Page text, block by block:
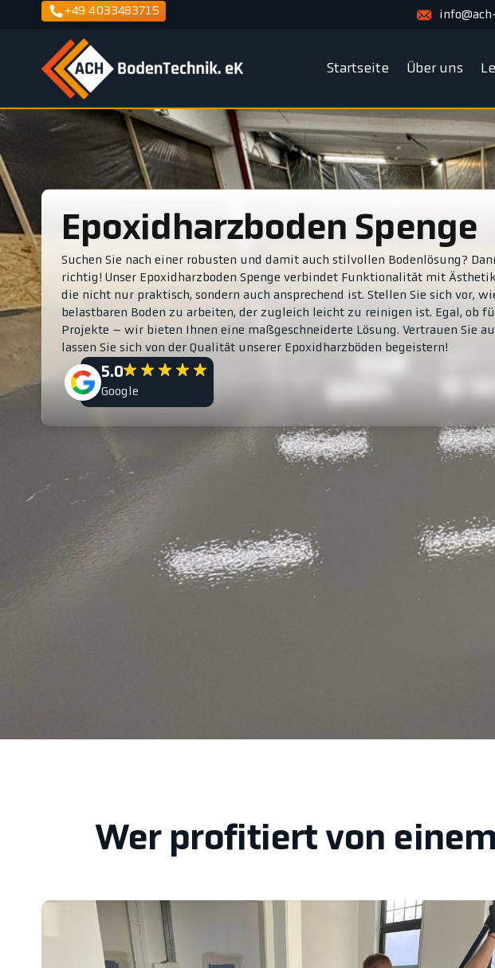
+49 4033483715
Startseite Über uns
Epoxidharzboden Spenge
Suchen Sie nach einer robusten und damit auch stilvollen Bodenlösung?
richtig! Unser Epoxidharzboden Spenge verbindet Funktionalität mit
die nicht nur praktisch, sondern auch ansprechend ist. Stellen Sie sich vor,
belastbaren Boden zu arbeiten, der zugleich leicht zu reinigen ist. Egal, ob
Projekte – wir bieten Ihnen eine maßgeschneiderte Lösung. Vertrauen Sie
lassen Sie sich von der Qualität unserer Epoxidharzböden begeistern!
5.0
Google
Wer profitiert von